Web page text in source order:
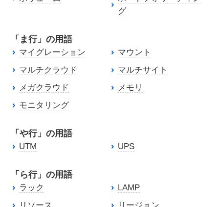
グ
「ま行」の用語
マイグレーション
マウント
マルチクラウド
マルチサイト
メガクラウド
メモリ
モニタリング
「や行」の用語
UTM UPS
「ら行」の用語
ラック
LAMP